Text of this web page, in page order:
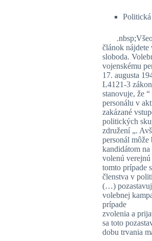
Politická
článok nájdete
sloboda.
vojenskému
17. augusta
L4121-3
stanovuje, že
personálu v
zakázané
politických
združení „.
personál
kandidátom
volenú
tomto prípade
členstva v
(…)
volebnej
prípade
zvolenia a
sa toto
dobu trvania